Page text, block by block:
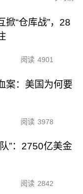
掀“仓库战”，28
阅读 4901
案：美国为何要
阅读 3978
”：2750亿美金
阅读 2842